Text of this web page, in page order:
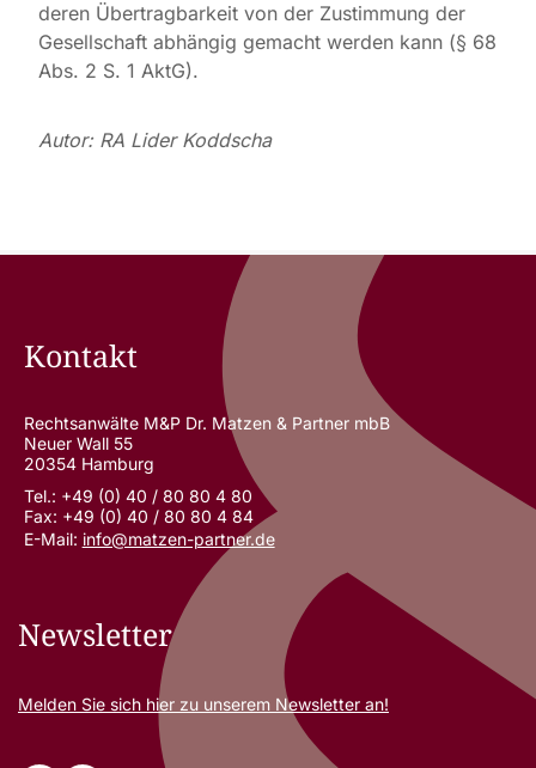
deren Übertragbarkeit von der Zustimmung der
Gesellschaft abhängig gemacht werden kann (§ 68
Abs. 2 S. 1 AktG).
Autor: RA Lider Koddscha
Kontakt
Rechtsanwälte M&P Dr. Matzen & Partner mbB
Neuer Wall 55
20354 Hamburg
Tel.: +49 (0) 40 / 80 80 4 80
Fax: +49 (0) 40 / 80 80 4 84
E-Mail: info@matzen-partner.de
Newsletter
Melden Sie sich hier zu unserem Newsletter an!